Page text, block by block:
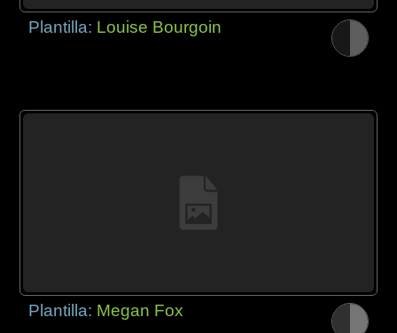
Plantilla: Louise Bourgoin
Plantilla: Megan Fox